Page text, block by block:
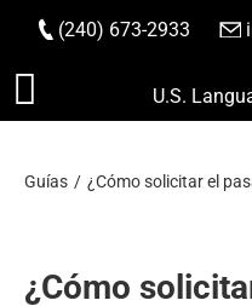
Saltar
(240) 673-2933
U.S.
Guías ¿Cómo solicitar el
¿Cómo